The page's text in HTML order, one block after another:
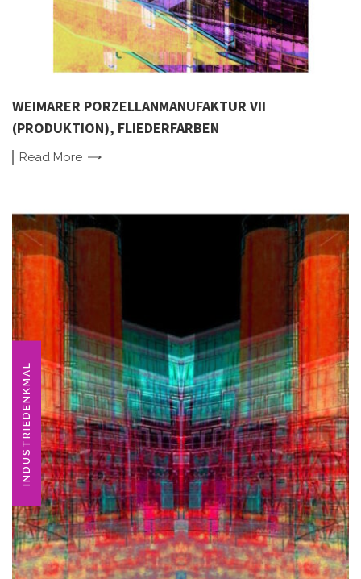
WEIMARER PORZELLANMANUFAKTUR VII
(PRODUKTION), FLIEDERFARBEN
Read More
INDUSTRIEDENKMAL